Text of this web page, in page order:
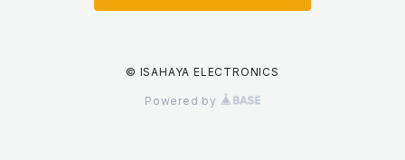
ハイブリッドIC
トランジスタ・ダイオード© ISAHAYA ELECTRONICS
Powered by